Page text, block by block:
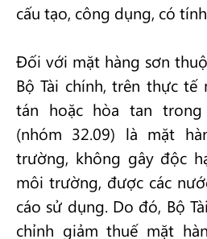
cấu tạo, công dụng, có
Đối với mặt hàng sơn
Bộ Tài chính, trên thực tế
tán hoặc hòa tan
(nhóm 32.09) là mặt
trường, không gây độc
môi trường, được các
cáo sử dụng. Do đó, Bộ
chỉnh giảm thuế mặt